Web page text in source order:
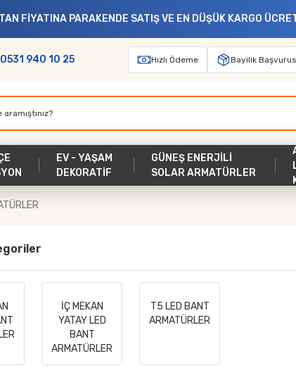
SATIŞ VE EN DÜŞÜK KARGO ÜCRETİ -- 10,000
0531 940 10 25 Hızlı Ödeme Bayilik
EV - YAŞAM
DEKORATİF
GÜNEŞ ENERJİLİ
SOLAR ARMATÜRLER
İÇ MEKAN
YATAY LED
BANT
ARMATÜRLER
T5 LED BANT
ARMATÜRLER